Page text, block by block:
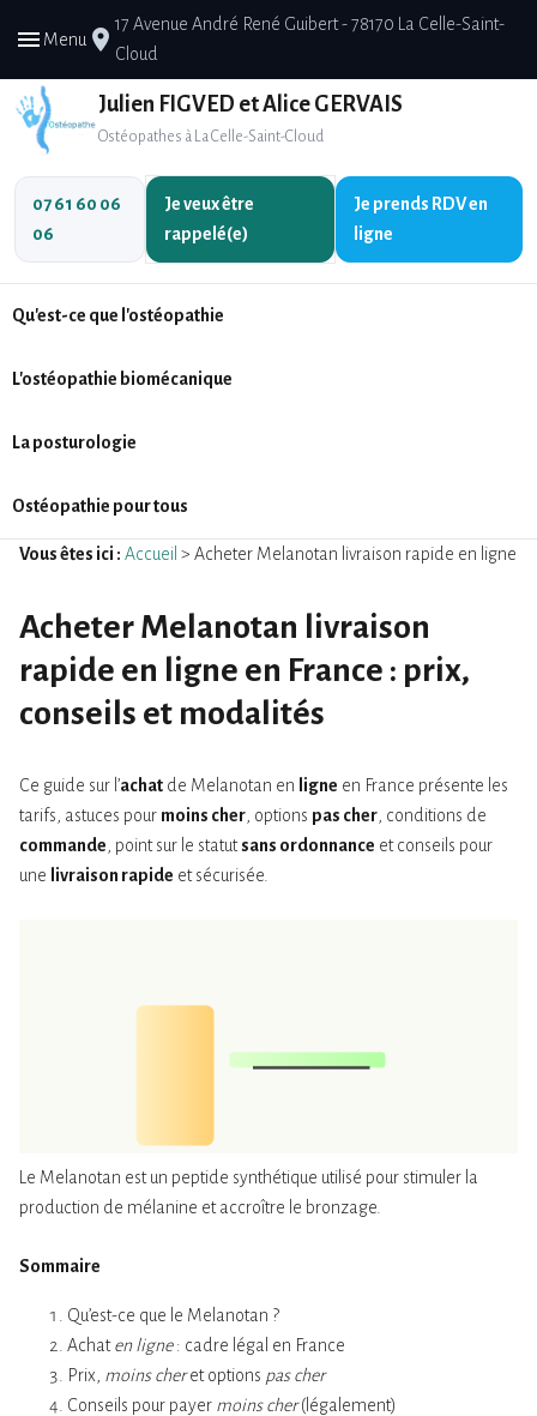
menu Menu place
17 Avenue André René Guibert - 78170 La Celle-Saint-
Cloud
Julien FIGVED et Alice GERVAIS
Ostéopathes à La Celle-Saint-Cloud
07 61 60 06
06
Je veux être
rappelé(e)
Je prends RDV en
ligne
Qu'est-ce que l'ostéopathie
L'ostéopathie biomécanique
La posturologie
Ostéopathie pour tous
Vous êtes ici : Accueil > Acheter Melanotan livraison rapide en ligne
Acheter Melanotan livraison
rapide en ligne en France : prix,
conseils et modalités
Ce guide sur l’achat de Melanotan en ligne en France présente les
tarifs, astuces pour moins cher , options pas cher , conditions de
commande , point sur le statutsans ordonnance et conseils pour
une livraison rapide et sécurisée.
Le Melanotan est un peptide synthétique utilisé pour stimuler la
production de mélanine et accroître le bronzage.
Sommaire
Qu’est-ce que le Melanotan ?
Achaten ligne: cadre légal en France
Prix, moins cheret options pas cher
Conseils pour payer moins cher(légalement)